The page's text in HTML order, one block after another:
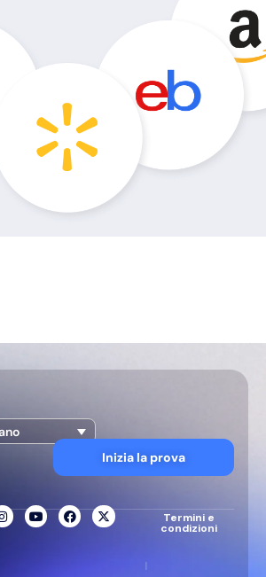
Inizia la prova
Termini e
condizioni
|